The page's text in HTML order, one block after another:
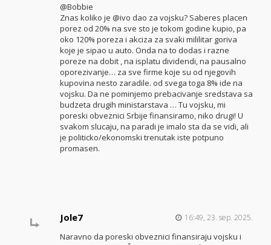
@Bobbie
Znas koliko je @ivo dao za vojsku? Saberes placen
porez od 20% na sve sto je tokom godine kupio, pa
oko 120% poreza i akciza za svaki mililitar goriva
koje je sipao u auto. Onda na to dodas i razne
poreze na dobit , na isplatu dividendi, na pausalno
oporezivanje… za sve firme koje su od njegovih
kupovina nesto zaradile. od svega toga 8% ide na
vojsku. Da ne pominjemo prebacivanje sredstava sa
budzeta drugih ministarstava … Tu vojsku, mi
poreski obveznici Srbije finansiramo, niko drugi! U
svakom slucaju, na paradi je imalo sta da se vidi, ali
je politicko/ekonomski trenutak iste potpuno
promasen.
Jole7 16:49, 23. sep. 2025.
Naravno da poreski obveznici finansiraju vojsku i